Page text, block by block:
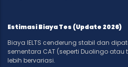
Estimasi Biaya Tes (Update 2026)
Biaya IELTS cenderung stabil dan
sementara CAT (seperti Duolingo
lebih bervariasi.